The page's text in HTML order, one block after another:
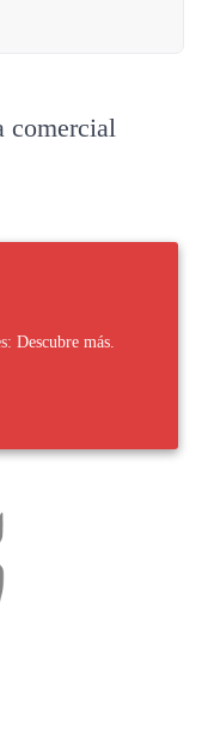
comercial
Descubre más.